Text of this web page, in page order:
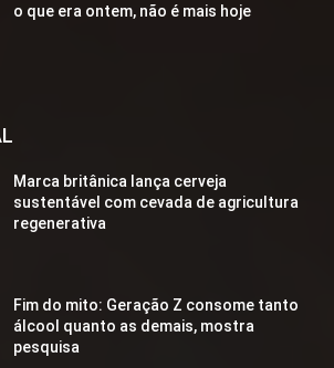
o que era ontem, não é mais hoje
Marca britânica lança cerveja
sustentável com cevada de agricultura
regenerativa
Fim do mito: Geração Z consome tanto
álcool quanto as demais, mostra
pesquisa